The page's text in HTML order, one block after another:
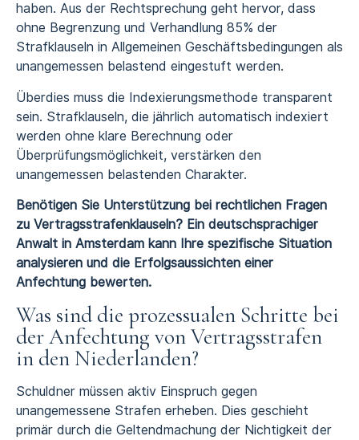
haben. Aus der Rechtsprechung geht hervor, dass
ohne Begrenzung und Verhandlung 85% der
Strafklauseln in Allgemeinen Geschäftsbedingungen als
unangemessen belastend eingestuft werden.
Überdies muss die Indexierungsmethode transparent
sein. Strafklauseln, die jährlich automatisch indexiert
werden ohne klare Berechnung oder
Überprüfungsmöglichkeit, verstärken den
unangemessen belastenden Charakter.
Benötigen Sie Unterstützung bei rechtlichen Fragen
zu Vertragsstrafenklauseln? Ein deutschsprachiger
Anwalt in Amsterdam kann Ihre spezifische Situation
analysieren und die Erfolgsaussichten einer
Anfechtung bewerten.
Was sind die prozessualen Schritte bei
der Anfechtung von Vertragsstrafen
in den Niederlanden?
Schuldner müssen aktiv Einspruch gegen
unangemessene Strafen erheben. Dies geschieht
primär durch die Geltendmachung der Nichtigkeit der